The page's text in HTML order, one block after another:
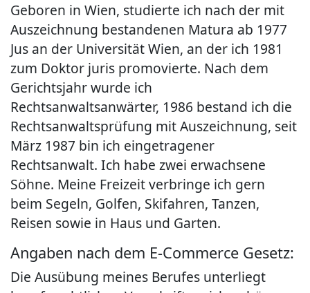
Geboren in Wien, studierte ich nach der mit
Auszeichnung bestandenen Matura ab 1977
Jus an der Universität Wien, an der ich 1981
zum Doktor juris promovierte. Nach dem
Gerichtsjahr wurde ich
Rechtsanwaltsanwärter, 1986 bestand ich die
Rechtsanwaltsprüfung mit Auszeichnung, seit
März 1987 bin ich eingetragener
Rechtsanwalt. Ich habe zwei erwachsene
Söhne. Meine Freizeit verbringe ich gern
beim Segeln, Golfen, Skifahren, Tanzen,
Reisen sowie in Haus und Garten.
Angaben nach dem E-Commerce Gesetz:
Die Ausübung meines Berufes unterliegt